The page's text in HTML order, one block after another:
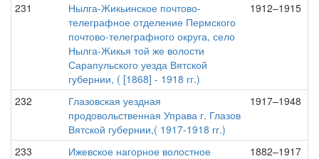
231
Нылга-Жикьинское почтово-
телеграфное отделение Пермского
почтово-телеграфного округа, село
Нылга-Жикья той же волости
Сарапульского уезда Вятской
губернии, ( [1868] - 1918 гг.)
1912–1915
232
Глазовская уездная
продовольственная Управа г. Глазов
Вятской губернии,( 1917-1918 гг.)
1917–1948
233
Ижевское нагорное волостное
1882–1917